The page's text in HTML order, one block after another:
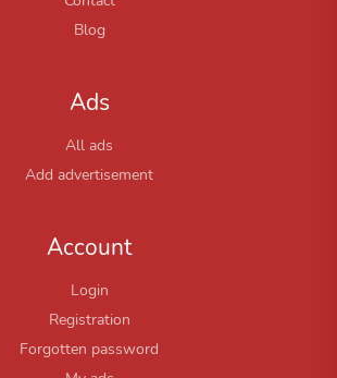
Blog
Ads
All ads
Add advertisement
Account
Login
Registration
Forgotten password